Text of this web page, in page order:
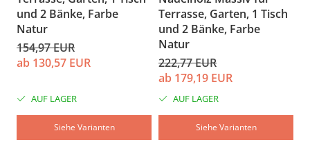
und 2 Bänke, Farbe
Natur
154,97 EUR
ab 130,57 EUR
AUF LAGER
Siehe Varianten
Terrasse, Garten, 1 Tisch
und 2 Bänke, Farbe
Natur
222,77 EUR
ab 179,19 EUR
AUF LAGER
Siehe Varianten